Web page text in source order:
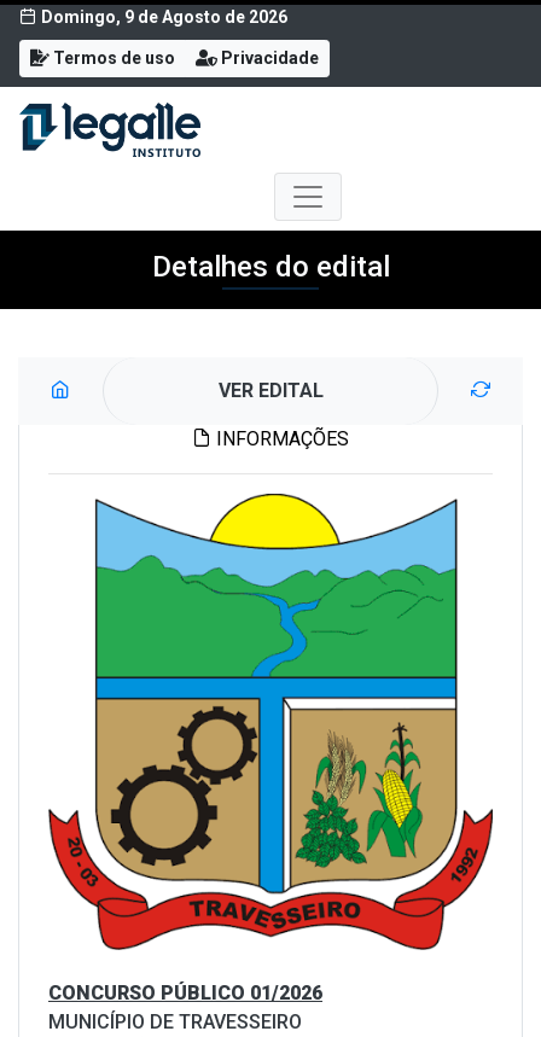
Domingo, 9 de Agosto de 2026
Termos de uso Privacidade
Detalhes do edital
VER EDITAL
INFORMAÇÕES
CONCURSO PÚBLICO 01/2026
MUNICÍPIO DE TRAVESSEIRO